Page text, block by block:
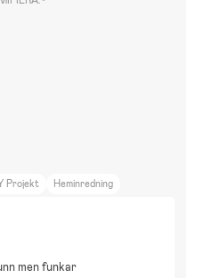
Projekt
Heminredning
men funkar